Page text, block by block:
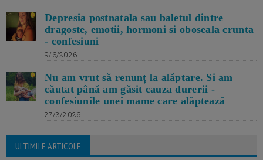
Depresia postnatala sau baletul dintre
dragoste, emotii, hormoni si oboseala crunta
- confesiuni
9/6/2026
Nu am vrut să renunț la alăptare. Si am
căutat până am găsit cauza durerii -
confesiunile unei mame care alăptează
27/3/2026
ULTIMILE ARTICOLE